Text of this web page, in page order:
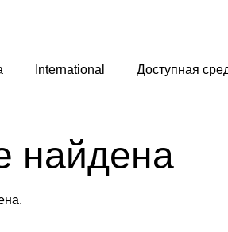
International Доступная
найдена